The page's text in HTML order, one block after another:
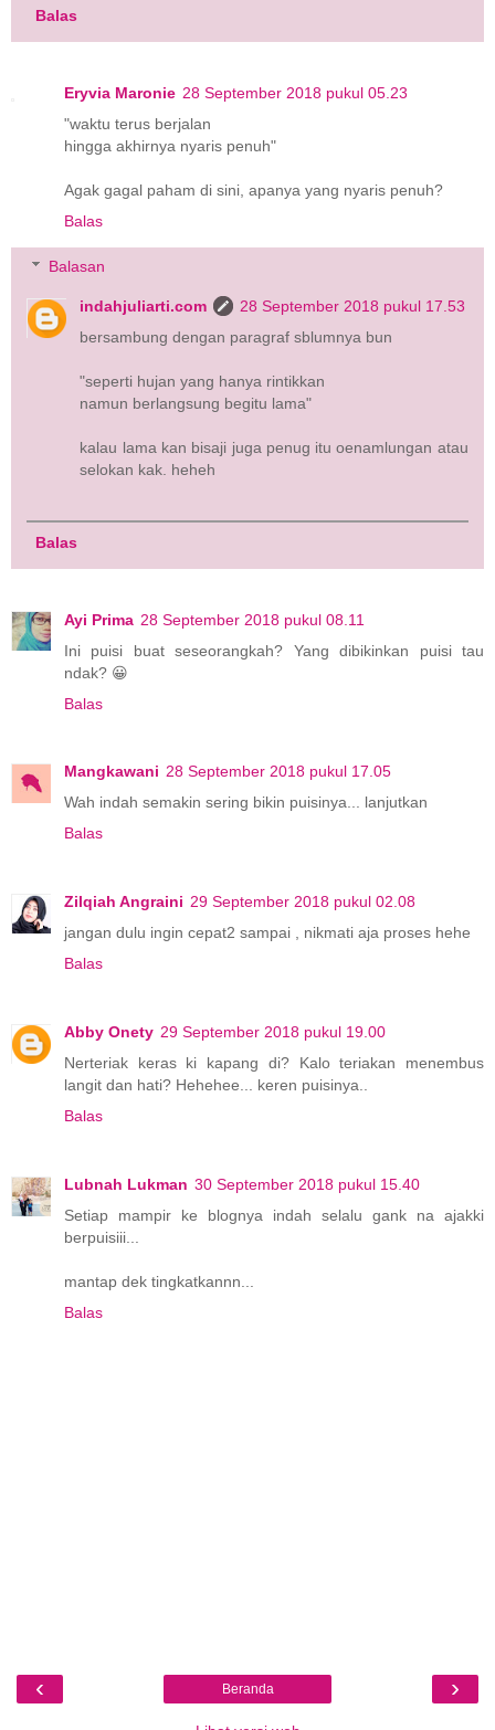
Balas
Eryvia Maronie 28 September 2018 pukul 05.23
"waktu terus berjalan
hingga akhirnya nyaris penuh"
Agak gagal paham di sini, apanya yang nyaris penuh?
Balas
Balasan
indahjuliarti.com
28 September 2018 pukul 17.53
bersambung dengan paragraf sblumnya bun
"seperti hujan yang hanya rintikkan
namun berlangsung begitu lama"
kalau lama kan bisaji juga penug itu oenamlungan atau
selokan kak. heheh
Balas
Ayi Prima 28 September 2018 pukul 08.11
Ini puisi buat seseorangkah? Yang dibikinkan puisi tau
ndak? 😀
Balas
Mangkawani 28 September 2018 pukul 17.05
Wah indah semakin sering bikin puisinya... lanjutkan
Balas
Zilqiah Angraini 29 September 2018 pukul 02.08
jangan dulu ingin cepat2 sampai , nikmati aja proses hehe
Balas
Abby Onety 29 September 2018 pukul 19.00
Nerteriak keras ki kapang di? Kalo teriakan menembus
langit dan hati? Hehehee... keren puisinya..
Balas
Lubnah Lukman 30 September 2018 pukul 15.40
Setiap mampir ke blognya indah selalu gank na ajakki
berpuisiii...
mantap dek tingkatkannn...
Balas
‹ ›
Beranda